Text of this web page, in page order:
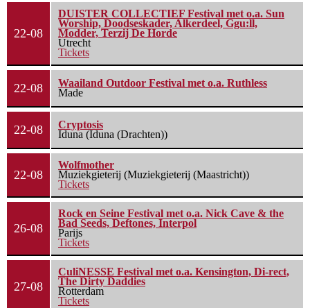
22-08
DUISTER COLLECTIEF Festival met o.a. Sun
Worship, Doodseskader, Alkerdeel, Ggu:ll,
Modder, Terzij De Horde
Utrecht
Tickets
22-08
Waailand Outdoor Festival met o.a. Ruthless
Made
22-08
Cryptosis
Iduna (Iduna (Drachten))
22-08
Wolfmother
Muziekgieterij (Muziekgieterij (Maastricht))
Tickets
26-08
Rock en Seine Festival met o.a. Nick Cave & the
Bad Seeds, Deftones, Interpol
Parijs
Tickets
27-08
CuliNESSE Festival met o.a. Kensington, Di-rect,
The Dirty Daddies
Rotterdam
Tickets